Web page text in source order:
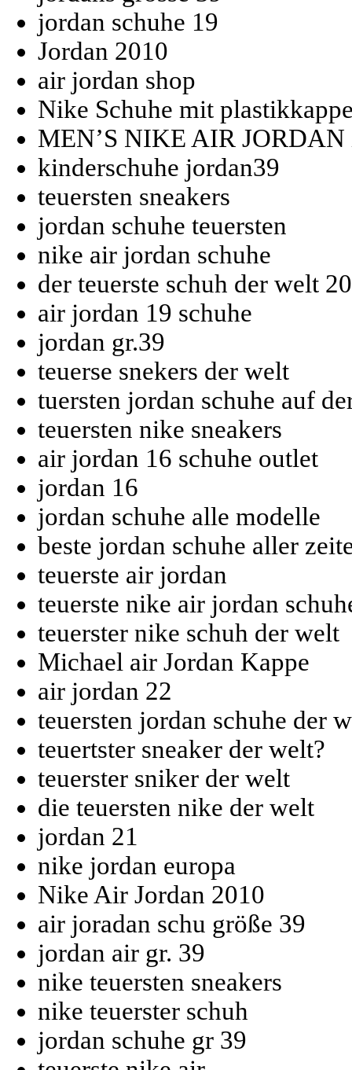
jordan schuhe 19
Jordan 2010
air jordan shop
Nike Schuhe mit
MEN’S NIKE AIR
kinderschuhe jordan39
teuersten sneakers
jordan schuhe teuersten
nike air jordan schuhe
der teuerste schuh der welt
air jordan 19 schuhe
jordan gr.39
teuerse snekers der welt
tuersten jordan schuhe auf
teuersten nike sneakers
air jordan 16 schuhe outlet
jordan 16
jordan schuhe alle modelle
beste jordan schuhe aller
teuerste air jordan
teuerste nike air jordan
teuerster nike schuh der welt
Michael air Jordan Kappe
air jordan 22
teuersten jordan schuhe der
teuertster sneaker der welt?
teuerster sniker der welt
die teuersten nike der welt
jordan 21
nike jordan europa
Nike Air Jordan 2010
air joradan schu größe 39
jordan air gr. 39
nike teuersten sneakers
nike teuerster schuh
jordan schuhe gr 39